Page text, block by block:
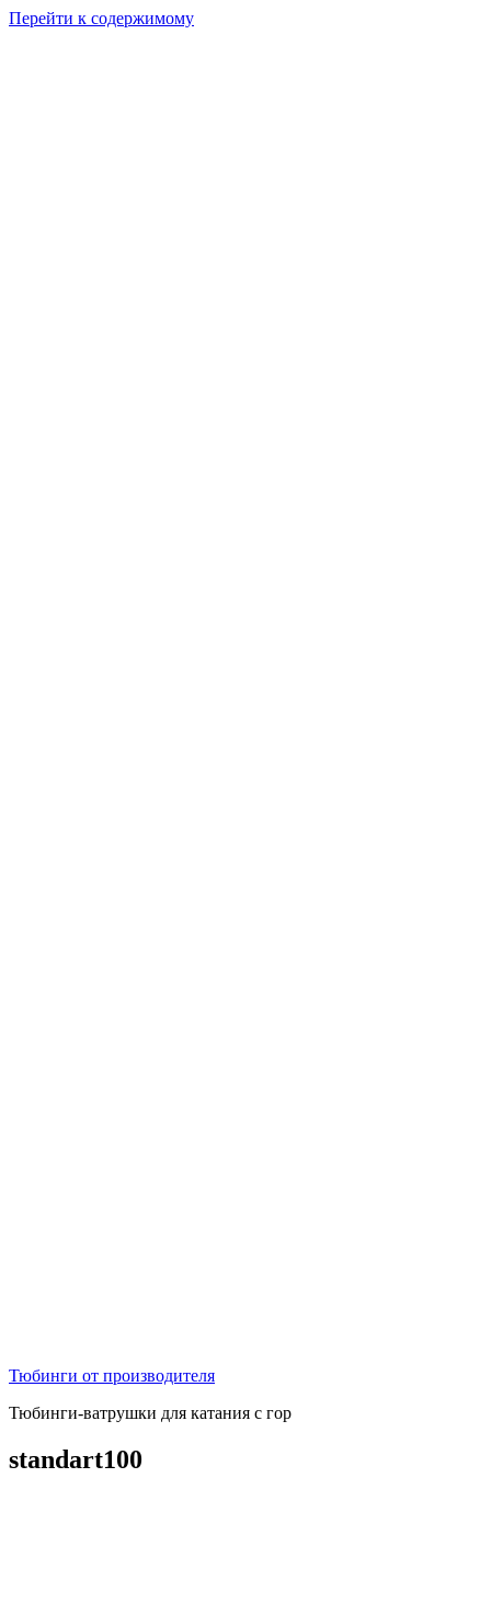
Перейти к содержимому
Тюбинги от производителя
Тюбинги-ватрушки для катания с гор
standart100